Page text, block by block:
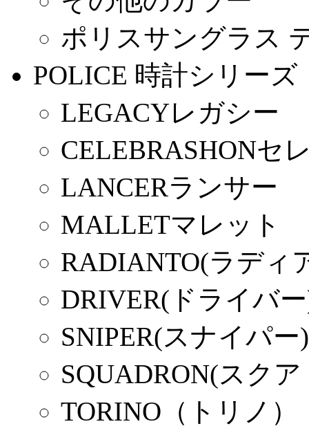
ポリスサングラス
POLICE 時計シリーズ
LEGACYレガシー
CELEBRASHONセ
LANCERランサー
MALLETマレット
RADIANTO(ラディ
DRIVER(ドライバ
SNIPER(スナイパー)
SQUADRON(スク
TORINO（トリノ）